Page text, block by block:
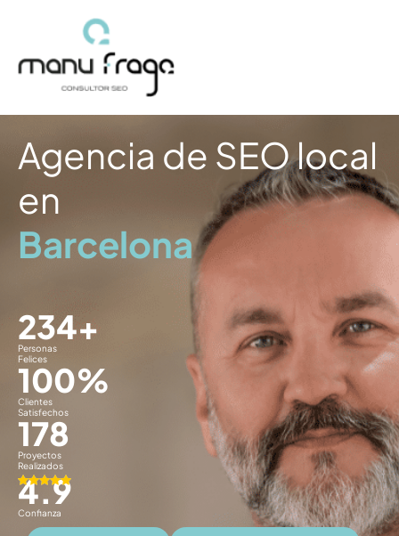
Agencia de SEO local
en
Barcelona
Personas
Felices
234+
Clientes
Satisfechos
100%
Proyectos
Realizados
178
Confianza
4.9